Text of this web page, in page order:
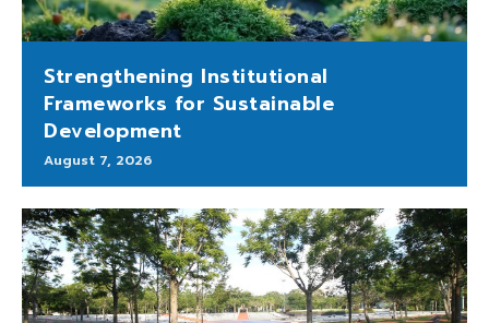
Strengthening Institutional
Frameworks for Sustainable
Development
August 7, 2026